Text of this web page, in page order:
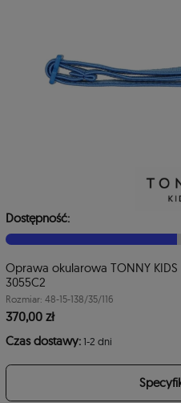
Dostępność:
Oprawa okularowa TONNY KIDS
3055C2
Rozmiar: 48-15-138/35/116
370,00 zł
Czas dostawy: 1-2 dni